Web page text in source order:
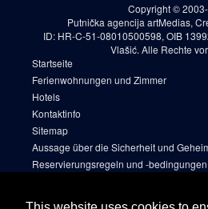
Copyright ©
Putnička agencija artMedias,
ID: HR-C-51-08010500598, OIB
Vlašić. Alle Rechte
Startseite
Ferienwohnungen und Zimmer
Hotels
Kontaktinfo
Sitemap
Aussage über die Sicherheit und
Reservierungsregeln und -bedingungen